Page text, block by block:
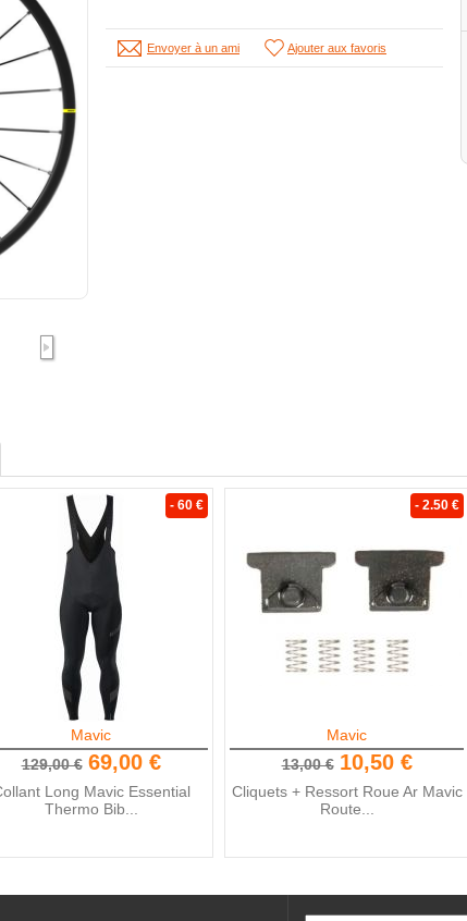
Envoyer à un ami Ajouter aux favoris
- 60 €
Mavic
129,00 € 69,00 €
Long Mavic Essential
Thermo Bib...
- 2.50 €
Mavic
13,00 € 10,50 €
Cliquets + Ressort Roue Ar Mavic
Route...